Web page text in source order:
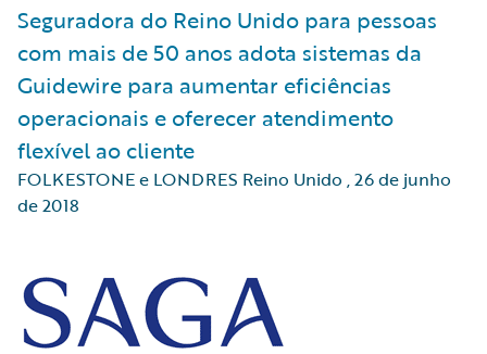
Seguradora do Reino Unido para pessoas
com mais de 50 anos adota sistemas da
Guidewire para aumentar eficiências
operacionais e oferecer atendimento
flexível ao cliente
FOLKESTONE e LONDRES Reino Unido ,26 de junho
de 2018